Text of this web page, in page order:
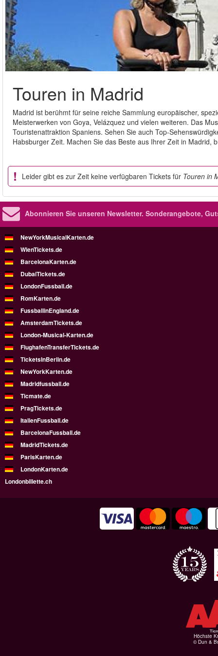
Touren in Madrid
Madrid ist berühmt für seine reiche Sammlung europäischer,
Meisterwerken von Goya, Velázquez und vielen weiteren. Das
Touristenattraktion Spaniens. Sehen Sie auch Top-
Habsburger Zeit. Machen Sie das Beste aus Ihrer Zeit in Madrid,
Leider gibt es zur Zeit keine verfügbaren Tickets für Touren in
Abonnieren Sie unseren Newsletter. Sonderangebote,
NewYorkMusicalKarten.de
WienTickets.de
BarcelonaKarten.de
DubaiTickets.de
LondonFussball.de
RomKarten.de
FussballinEngland.de
AmsterdamTickets.de
London-Musical-Karten.de
FlughafenTransferTickets.de
TicketsInBerlin.de
NewYorkKarten.de
Madridfussball.de
Ticmate.de
PragTickets.de
ItalienFussball.de
BarcelonaFussball.de
MadridTickets.de
ParisKarten.de
LondonKarten.de
Londonbillette.ch
Höchste
© Dun &